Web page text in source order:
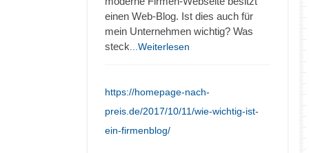
einen Web-Blog. Ist dies auch für
mein Unternehmen wichtig? Was
steck ...Weiterlesen
https://homepage-nach-
preis.de/2017/10/11/wie-wichtig-ist-
ein-firmenblog/